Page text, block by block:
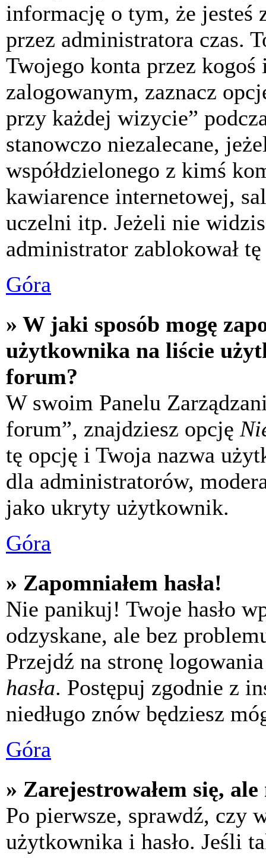
informację o tym, że jesteś
przez administratora czas.
Twojego konta przez kogoś
zalogowanym, zaznacz
przy każdej wizycie”
stanowczo niezalecane,
współdzielonego z kimś
kawiarence internetowej,
uczelni itp. Jeżeli nie
administrator zablokował
Góra
» W jaki sposób mogę
użytkownika na liście
forum?
W swoim Panelu
forum”, znajdziesz opcję
tę opcję i Twoja nazwa
dla administratorów,
jako ukryty użytkownik.
Góra
» Zapomniałem hasła!
Nie panikuj! Twoje hasło
odzyskane, ale bez
Przejdź na stronę
hasła. Postępuj zgodnie z
niedługo znów będziesz
Góra
» Zarejestrowałem się,
Po pierwsze, sprawdź, czy
użytkownika i hasło. Jeśli